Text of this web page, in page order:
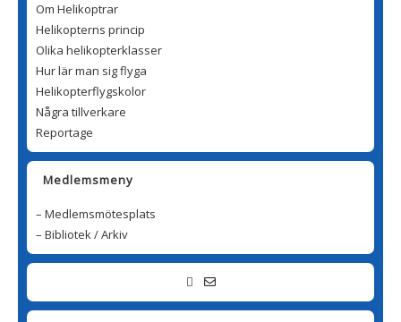
Om Helikoptrar
Helikopterns princip
Olika helikopterklasser
Hur lär man sig flyga
Helikopterflygskolor
Några tillverkare
Reportage
Medlemsmeny
– Medlemsmötesplats
– Bibliotek / Arkiv